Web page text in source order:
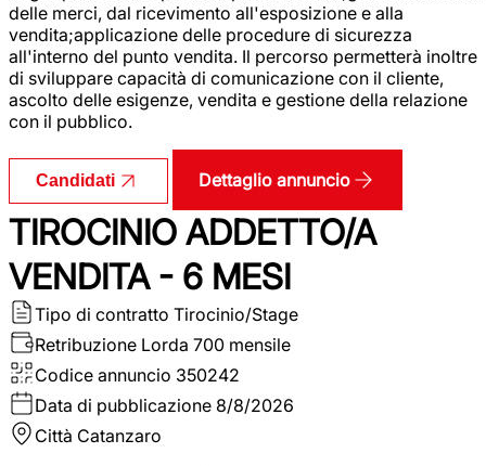
delle merci, dal ricevimento all'esposizione e alla
vendita;applicazione delle procedure di sicurezza
all'interno del punto vendita. Il percorso permetterà inoltre
di sviluppare capacità di comunicazione con il cliente,
ascolto delle esigenze, vendita e gestione della relazione
con il pubblico.
Candidati Dettaglio annuncio
TIROCINIO ADDETTO/A
VENDITA - 6 MESI
Tipo di contratto Tirocinio/Stage
Retribuzione Lorda 700 mensile
Codice annuncio 350242
Data di pubblicazione 8/8/2026
Città Catanzaro